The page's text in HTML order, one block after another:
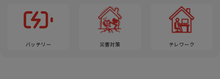
バッテリー 災害対策 テレワーク